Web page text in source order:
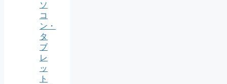
ソ
コ
ン・
タ
ブ
レ
ッ
ト